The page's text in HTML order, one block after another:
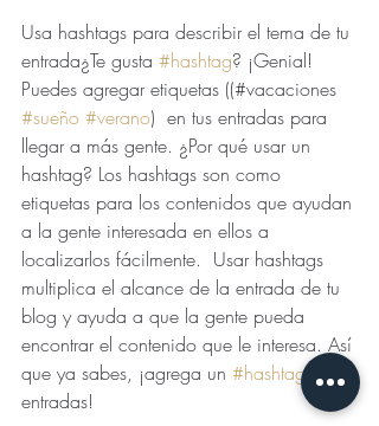
Usa hashtags para describir el tema de tu
entrada¿Te gusta #hashtag? ¡Genial!
Puedes agregar etiquetas ((#vacaciones
#sueño #verano)  en tus entradas para
llegar a más gente. ¿Por qué usar un
hashtag? Los hashtags son como
etiquetas para los contenidos que ayudan
a la gente interesada en ellos a
localizarlos fácilmente.  Usar hashtags
multiplica el alcance de la entrada de tu
blog y ayuda a que la gente pueda
encontrar el contenido que le interesa. Así
que ya sabes, ¡agrega un #hashtag a tus
entradas!